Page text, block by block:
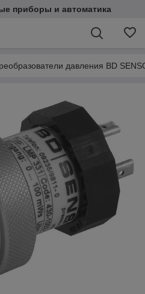
приборы и автоматика
давления BD